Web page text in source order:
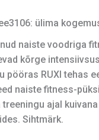
ülima
naiste voodriga
kõrge
pööras RUXI tehas
naiste fitness-
treeningu ajal
Sihtmärk.